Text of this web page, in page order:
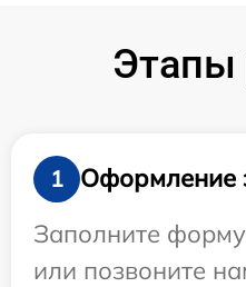
Этапы
1
Оформление
Заполните
или позвоните